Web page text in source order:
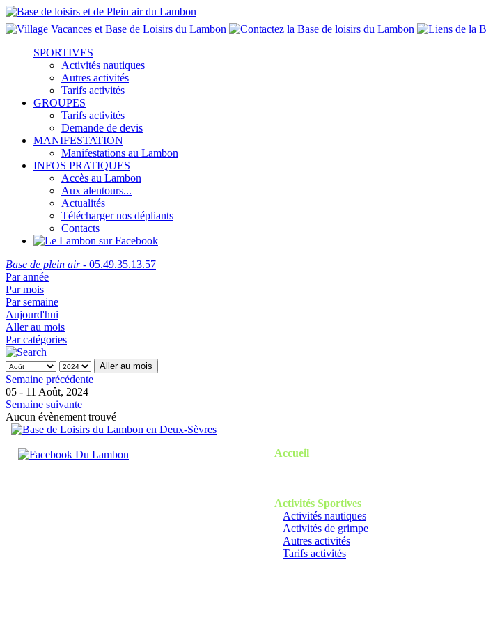
SPORTIVES
Activités nautiques
Autres activités
Tarifs activités
GROUPES
Tarifs activités
Demande de devis
MANIFESTATION
Manifestations au Lambon
INFOS PRATIQUES
Accès au Lambon
Aux alentours...
Actualités
Télécharger nos dépliants
Contacts
Base de plein air- 05.49.35.13.57
Par année
Par mois
Par semaine
Aujourd'hui
Aller au mois
Par catégories
Aller au mois
Semaine précédente
05 - 11 Août, 2024
Semaine suivante
Aucun évènement trouvé
Accueil
Activités Sportives
Activités nautiques
Activités de grimpe
Autres activités
Tarifs activités